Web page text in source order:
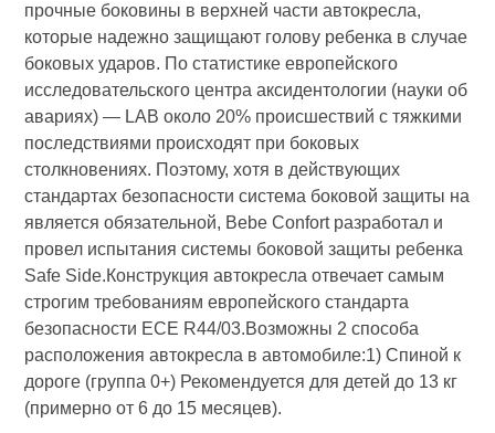
прочные боковины в верхней части автокресла,
которые надежно защищают голову ребенка в случае
боковых ударов. По статистике европейского
исследовательского центра аксидентологии (науки об
авариях) — LAB около 20% проиcшествий с тяжкими
последствиями происходят при боковых
столкновениях. Поэтому, хотя в действующих
стандартах безопасности система боковой защиты на
является обязательной, Bebe Confort разработал и
провел испытания системы боковой защиты ребенка
Safe Side.Конструкция автокресла отвечает самым
строгим требованиям европейского стандарта
безопасности ECE R44/03.Возможны 2 способа
расположения автокресла в автомобиле:1) Спиной к
дороге (группа 0+) Рекомендуется для детей до 13 кг
(примерно от 6 до 15 месяцев).